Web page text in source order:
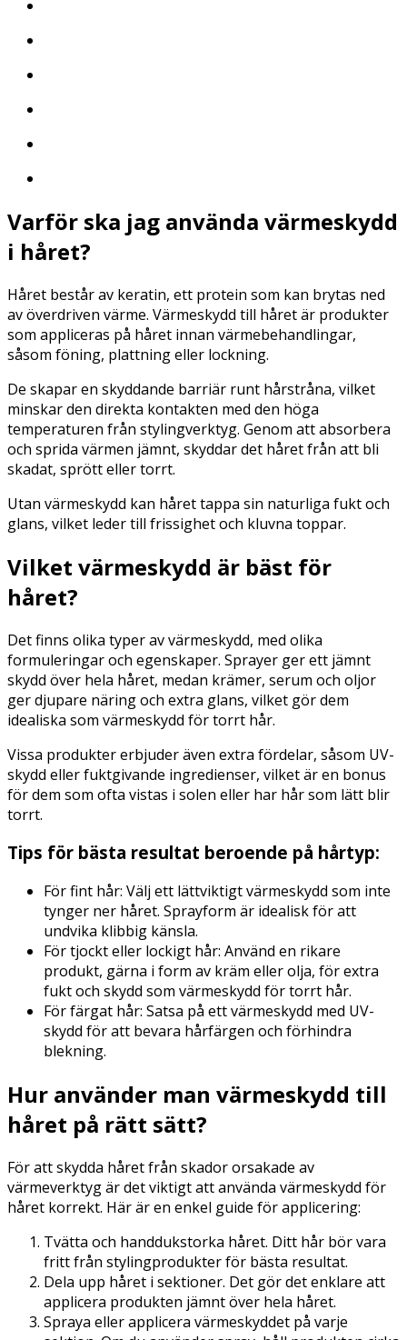
Varför ska jag använda värmeskydd
i håret?
Håret består av keratin, ett protein som kan brytas ned
av överdriven värme. Värmeskydd till håret är produkter
som appliceras på håret innan värmebehandlingar,
såsom föning, plattning eller lockning.
De skapar en skyddande barriär runt hårstråna, vilket
minskar den direkta kontakten med den höga
temperaturen från stylingverktyg. Genom att absorbera
och sprida värmen jämnt, skyddar det håret från att bli
skadat, sprött eller torrt.
Utan värmeskydd kan håret tappa sin naturliga fukt och
glans, vilket leder till frissighet och kluvna toppar.
Vilket värmeskydd är bäst för
håret?
Det finns olika typer av värmeskydd, med olika
formuleringar och egenskaper. Sprayer ger ett jämnt
skydd över hela håret, medan krämer, serum och oljor
ger djupare näring och extra glans, vilket gör dem
idealiska som värmeskydd för torrt hår.
Vissa produkter erbjuder även extra fördelar, såsom UV-
skydd eller fuktgivande ingredienser, vilket är en bonus
för dem som ofta vistas i solen eller har hår som lätt blir
torrt.
Tips för bästa resultat beroende på hårtyp:
För fint hår: Välj ett lättviktigt värmeskydd som inte
tynger ner håret. Sprayform är idealisk för att
undvika klibbig känsla.
För tjockt eller lockigt hår: Använd en rikare
produkt, gärna i form av kräm eller olja, för extra
fukt och skydd som värmeskydd för torrt hår.
För färgat hår: Satsa på ett värmeskydd med UV-
skydd för att bevara hårfärgen och förhindra
blekning.
Hur använder man värmeskydd till
håret på rätt sätt?
För att skydda håret från skador orsakade av
värmeverktyg är det viktigt att använda värmeskydd för
håret korrekt. Här är en enkel guide för applicering:
Tvätta och handdukstorka håret. Ditt hår bör vara
fritt från stylingprodukter för bästa resultat.
Dela upp håret i sektioner. Det gör det enklare att
applicera produkten jämnt över hela håret.
Spraya eller applicera värmeskyddet på varje